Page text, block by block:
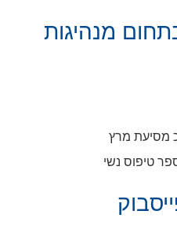
מנהיגות
מסיעת מרץ
טיפוס נשי